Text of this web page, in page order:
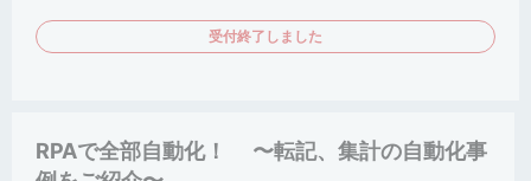
受付終了しました
RPAで全部自動化！ 〜転記、集計の自動化事